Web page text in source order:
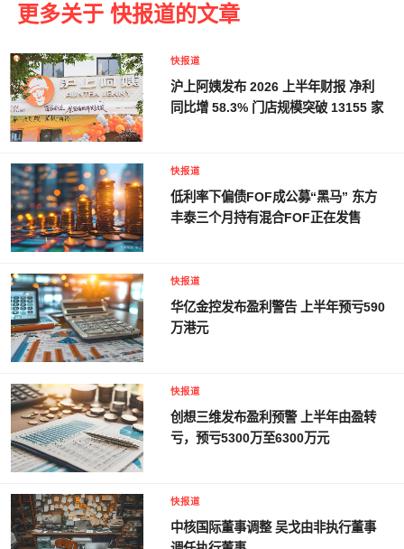
更多关于 快报道的文章
快报道
沪上阿姨发布 2026 上半年财报 净利
同比增 58.3% 门店规模突破 13155 家
快报道
低利率下偏债FOF成公募“黑马” 东方
丰泰三个月持有混合FOF正在发售
快报道
华亿金控发布盈利警告 上半年预亏590
万港元
快报道
创想三维发布盈利预警 上半年由盈转
亏，预亏5300万至6300万元
快报道
中核国际董事调整 吴戈由非执行董事